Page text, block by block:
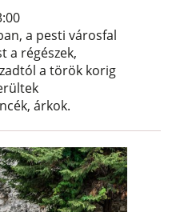
a pesti városfal
a régészek,
a török korig
árkok.